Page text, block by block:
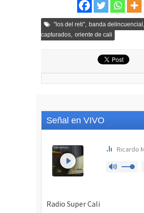
"los del reti", banda delincuencial ,
capturados, oriente de cali
Señal en VIVO